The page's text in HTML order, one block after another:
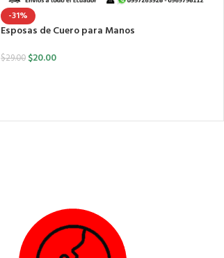
-31%
Esposas de Cuero para Manos
$29.00 $20.00